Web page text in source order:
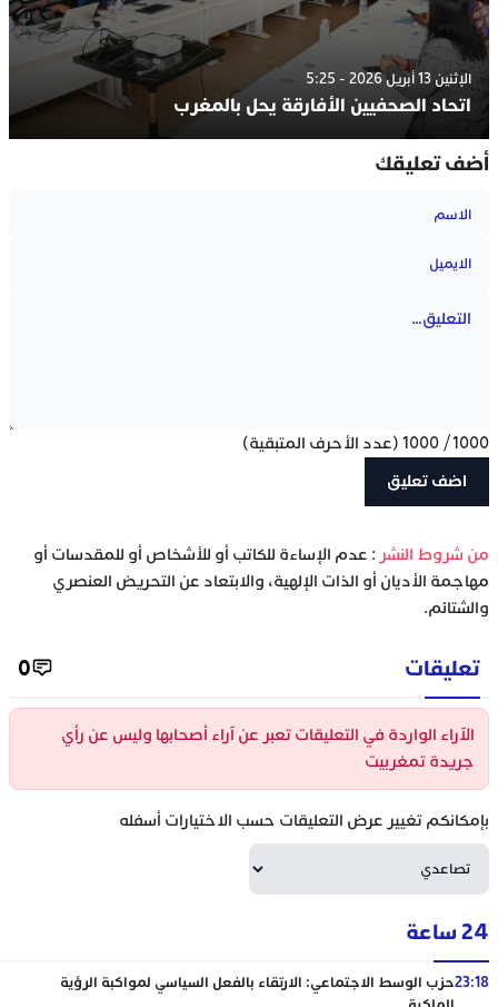
الإثنين 13 أبريل 2026 - 5:25
اتحاد الصحفيين الأفارقة يحل بالمغرب
أضف تعليقك
1000
/
1000 (عدد الأحرف المتبقية)
‫من شروط النشر : عدم الإساءة للكاتب أو للأشخاص أو للمقدسات أو
مهاجمة الأديان أو الذات الإلهية، والابتعاد عن التحريض العنصري
والشتائم.
تعليقات 0
الآراء الواردة في التعليقات تعبر عن آراء أصحابها وليس عن رأي
جريدة تمغربيت
بإمكانكم تغيير عرض التعليقات حسب الاختيارات أسفله
24 ساعة
23:18حزب الوسط الاجتماعي: الارتقاء بالفعل السياسي لمواكبة الرؤية